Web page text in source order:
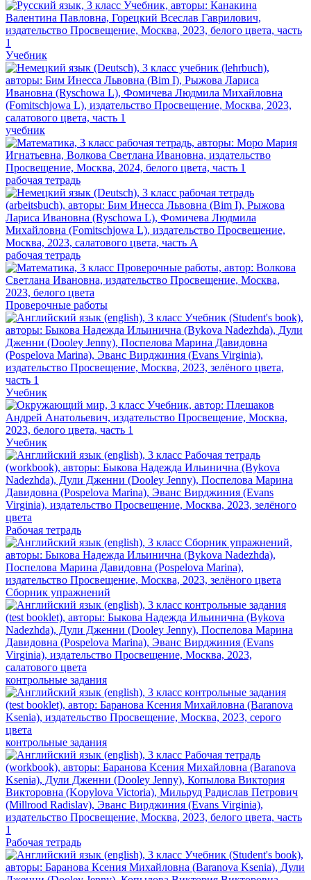
Учебник
учебник
рабочая тетрадь
рабочая тетрадь
Проверочные работы
Учебник
Учебник
Рабочая тетрадь
Сборник упражнений
контрольные задания
контрольные задания
Рабочая тетрадь